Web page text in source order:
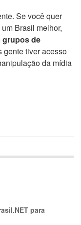
Se você quer
Brasil melhor,
grupos de
gente tiver acesso
da mídia
para